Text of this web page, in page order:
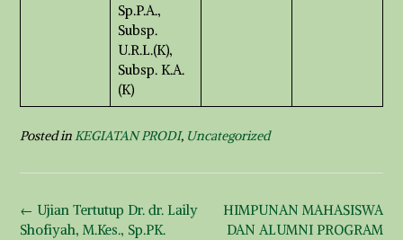
Sp.P.A.,
Subsp.
U.R.L.(K),
Subsp. K.A.
(K)
Posted inKEGIATAN PRODI, Uncategorized
Post
navigation
HIMPUNAN MAHASISWA
DAN ALUMNI PROGRAM
← Ujian Tertutup Dr. dr. Laily
Shofiyah, M.Kes., Sp.PK.